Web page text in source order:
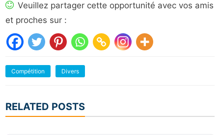
Veuillez partager cette opportunité avec vos amis
et proches sur :
Compétition Divers
RELATED POSTS